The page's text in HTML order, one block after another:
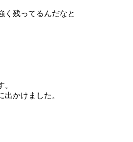
く残ってるんだなと
かけました。